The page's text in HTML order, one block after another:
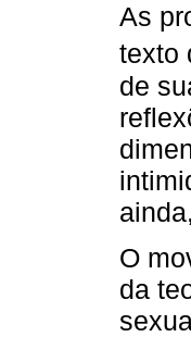
As
texto
de
O
da